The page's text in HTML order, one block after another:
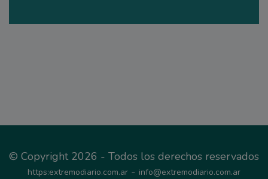
© Copyright 2026 - Todos los derechos reservados
https:extremodiario.com.ar - info@extremodiario.com.ar